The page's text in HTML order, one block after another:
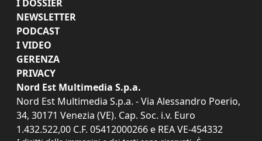
I DOSSIER
NEWSLETTER
PODCAST
I VIDEO
GERENZA
PRIVACY
Nord Est Multimedia S.p.a.
Nord Est Multimedia S.p.a. - Via Alessandro Poerio,
34, 30171 Venezia (VE). Cap. Soc. i.v. Euro
1.432.522,00 C.F. 05412000266 e REA VE-454332